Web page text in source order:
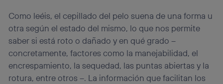
Como leéis, el cepillado del pelo suena de una forma u
otra según el estado del mismo, lo que nos permite
saber si está roto o dañado y en qué grado –
concretamente, factores como la manejabilidad, el
encrespamiento, la sequedad, las puntas abiertas y la
rotura, entre otros –. La información que facilitan los